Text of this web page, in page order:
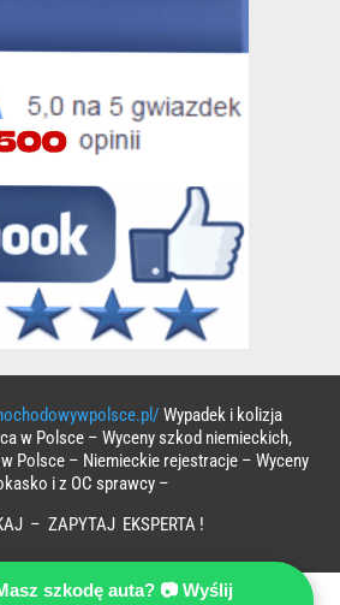
Wypadek i kolizja
w Polsce – Wyceny szkod niemieckich,
Polsce – Niemieckie rejestracje – Wyceny
i z OC sprawcy –
– ZAPYTAJ EKSPERTA !
szkodę auta? 📷 Wyślij